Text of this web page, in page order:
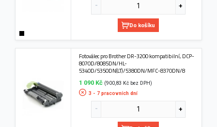
Do košíku
Fotoválec pro Brother DR-3200 kompatibilní, DCP-
8070D/8085DN/HL-
5340D/5350DN(LT)/5380DN/MFC-8370DN/8
1 090 Kč (900,83 Kč bez DPH)
3 - 7 pracovních dní